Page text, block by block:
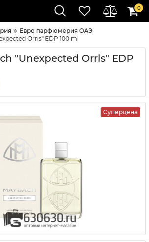
0
Евро парфюмерия ОАЭ
Orris" EDP 100 ml
"Unexpected Orris" EDP
Суперцена